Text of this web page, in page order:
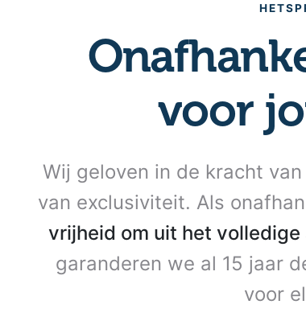
voor
Wij geloven in de kracht
van exclusiviteit. Als
vrijheid om uit het volledige
garanderen we al 15 jaar
voor